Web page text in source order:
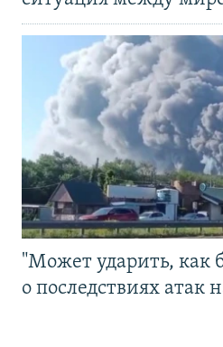
"Может ударить, как
о последствиях атак